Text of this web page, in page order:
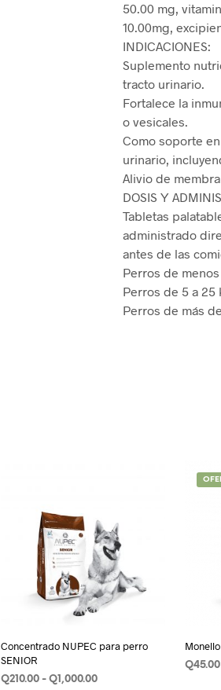
50.00 mg,
10.00mg,
INDICACIONES:
Suplemento
tracto urinario.
Fortalece la
o vesicales.
Como soporte
urinario,
Alivio de
DOSIS Y
Tabletas
administrado
antes de las
Perros de
Perros de 5 a 25
Perros de más
Concentrado NUPEC para perro
SENIOR
Q210.00 - Q1,000.00Rango
Q45.00